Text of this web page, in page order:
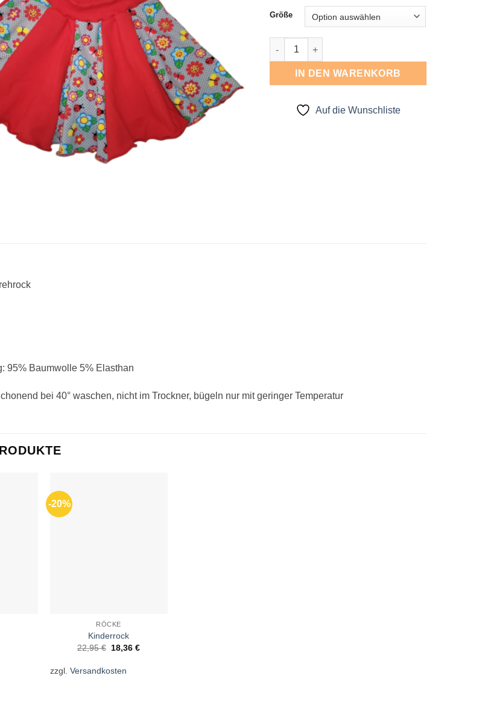
Größe
Drehrock Menge
IN DEN WARENKORB
Auf die Wunschliste
95% Baumwolle 5% Elasthan
bei 40° waschen, nicht im Trockner, bügeln nur mit geringer Temperatur
-20%
RÖCKE
Kinderrock
22,95€ Ursprünglicher
22,95 €
18,36€Aktueller
zzgl. Versandkosten